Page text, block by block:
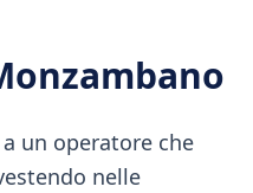
un operatore che
nelle